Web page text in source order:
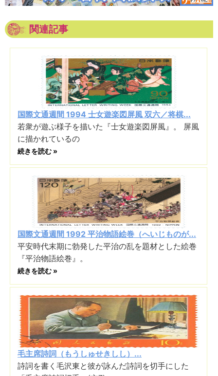
関連記事
国際文通週間 1994 士女遊楽図屏風 双六／将棋...
若衆が遊ぶ様子を描いた『士女遊楽図屏風』。 屏風
に描かれているの
続きを読む »
国際文通週間 1992 平治物語絵巻（へいじものが...
平安時代末期に勃発した平治の乱を題材とした絵巻
『平治物語絵巻』。
続きを読む »
毛主席詩詞（もうしゅせきしし）...
詩詞を書く毛沢東と彼が詠んだ詩詞を切手にした